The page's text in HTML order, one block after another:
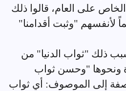
على العام، قالوا ذلك
لأنفسهم "وثبت أقدامنا"
بسبب ذلك "ثواب الدنيا" من
ونحوها "وحسن ثواب
إلى الموصوف: أي ثواب